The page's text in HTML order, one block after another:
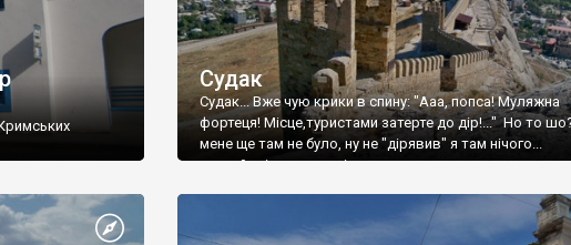
Судак
Судак... Вже чую крики в спину: "Ааа, попса! Муляжна
фортеця! Місце,туристами затерте до дір!..." Но то
мене ще там не було, ну не "дірявив" я там нічого...
принаймні до цього літа.